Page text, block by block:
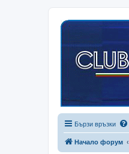
Бързи връзки
Начало форум